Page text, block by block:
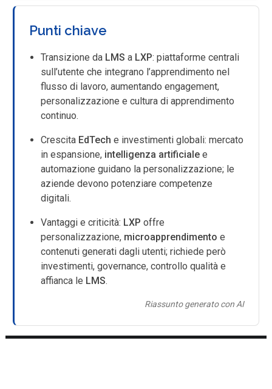
Punti chiave
Transizione da LMS a LXP: piattaforme centrali
sull’utente che integrano l’apprendimento nel
flusso di lavoro, aumentando engagement,
personalizzazione e cultura di apprendimento
continuo.
Crescita EdTech e investimenti globali: mercato
in espansione, intelligenza artificiale e
automazione guidano la personalizzazione; le
aziende devono potenziare competenze
digitali.
Vantaggi e criticità: LXP offre
personalizzazione, microapprendimento e
contenuti generati dagli utenti; richiede però
investimenti, governance, controllo qualità e
affianca le LMS.
Riassunto generato con AI